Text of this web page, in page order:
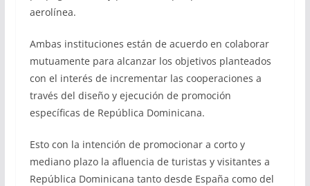
aerolínea.
Ambas instituciones están de acuerdo en colaborar
mutuamente para alcanzar los objetivos planteados
con el interés de incrementar las cooperaciones a
través del diseño y ejecución de promoción
específicas de República Dominicana.
Esto con la intención de promocionar a corto y
mediano plazo la afluencia de turistas y visitantes a
República Dominicana tanto desde España como del